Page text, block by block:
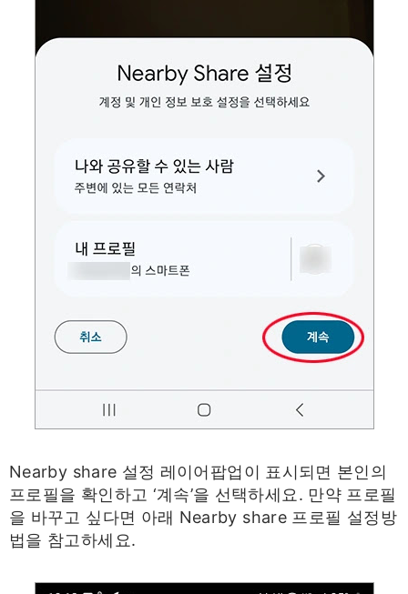
Nearby share 설정 레이어팝업이 표시되면 본인의
프로필을 확인하고 ‘계속’을 선택하세요. 만약 프로필
을 바꾸고 싶다면 아래 Nearby share 프로필 설정방
법을 참고하세요.